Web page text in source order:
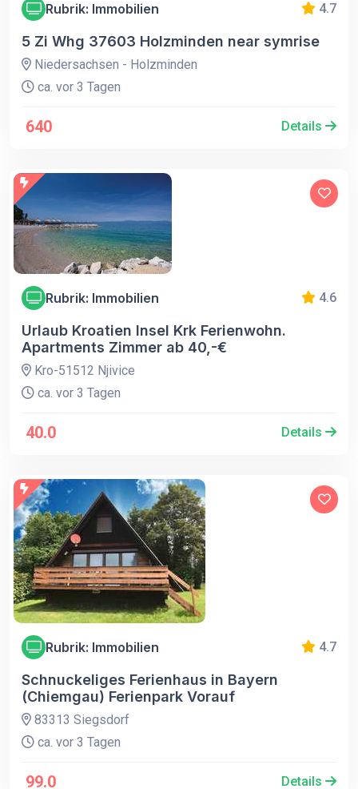
Rubrik: Immobilien 4.7
5 Zi Whg 37603 Holzminden near symrise
Niedersachsen - Holzminden
ca. vor 3 Tagen
640 Details
Rubrik: Immobilien 4.6
Urlaub Kroatien Insel Krk Ferienwohn.
Apartments Zimmer ab 40,-€
Kro-51512 Njivice
ca. vor 3 Tagen
40.0 Details
Rubrik: Immobilien 4.7
Schnuckeliges Ferienhaus in Bayern
(Chiemgau) Ferienpark Vorauf
83313 Siegsdorf
ca. vor 3 Tagen
99.0 Details